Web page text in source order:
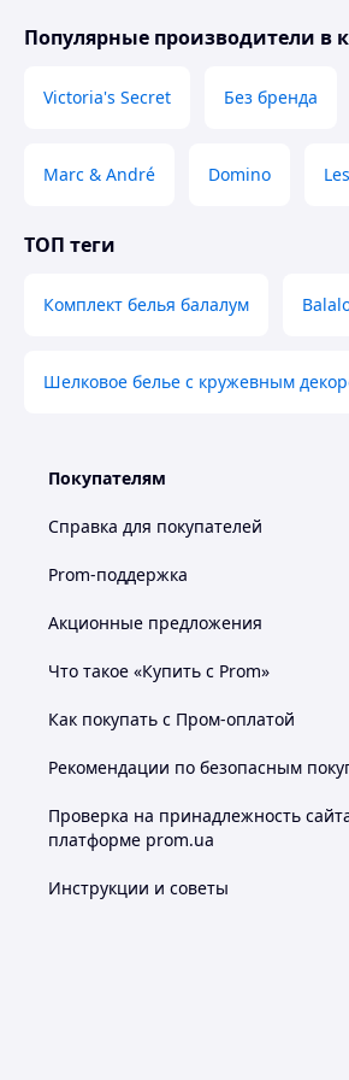
Популярные производители в
Victoria's Secret Без бренда
Marc & André Domino
ТОП теги
Комплект белья балалум
Шелковое белье с кружевным
Покупателям
Справка для покупателей
Prom-поддержка
Акционные предложения
Что такое «Купить с Prom»
Как покупать с Пром-оплатой
Рекомендации по безопасным
Проверка на принадлежность
платформе prom.ua
Инструкции и советы